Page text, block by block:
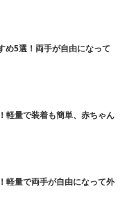
め5選！両手が自由になって
軽量で装着も簡単、赤ちゃん
軽量で両手が自由になって外